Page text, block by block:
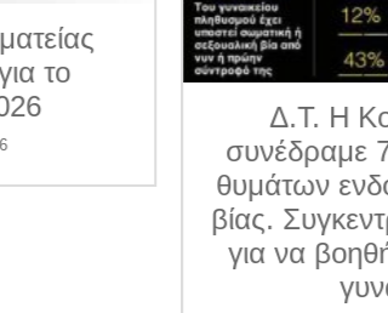
Δ.Τ. Η Κοινο_Τοπία
συνέδραμε 7 περιπτώσεις
θυμάτων ενδοοικογενειακής
βίας. Συγκεντρώνει χρήματα
για να βοηθήσει και άλλες